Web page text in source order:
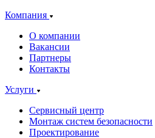
Компания
О компании
Вакансии
Партнеры
Контакты
Услуги
Сервисный центр
Монтаж систем безопасности
Проектирование